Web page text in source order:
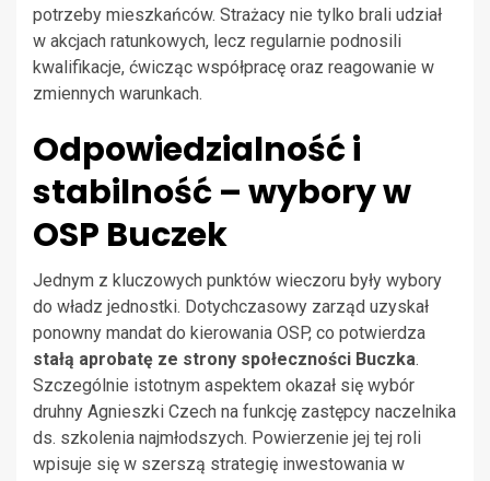
potrzeby mieszkańców. Strażacy nie tylko brali udział
w akcjach ratunkowych, lecz regularnie podnosili
kwalifikacje, ćwicząc współpracę oraz reagowanie w
zmiennych warunkach.
Odpowiedzialność i
stabilność – wybory w
OSP Buczek
Jednym z kluczowych punktów wieczoru były wybory
do władz jednostki. Dotychczasowy zarząd uzyskał
ponowny mandat do kierowania OSP, co potwierdza
stałą aprobatę ze strony społeczności Buczka.
Szczególnie istotnym aspektem okazał się wybór
druhny Agnieszki Czech na funkcję zastępcy naczelnika
ds. szkolenia najmłodszych. Powierzenie jej tej roli
wpisuje się w szerszą strategię inwestowania w